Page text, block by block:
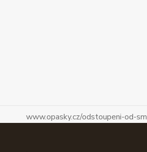
www.opasky.cz/odstoupeni-od-